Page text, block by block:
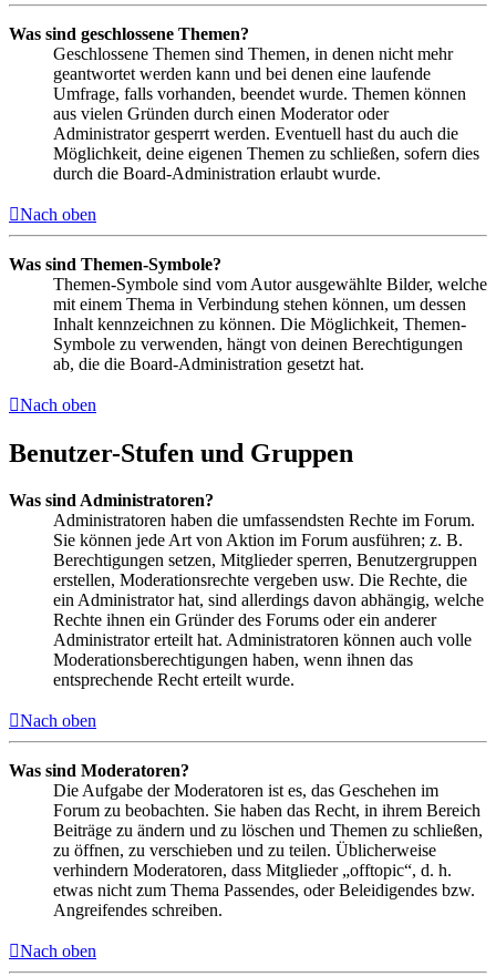
Was sind geschlossene Themen?
Geschlossene Themen sind Themen, in denen nicht mehr
geantwortet werden kann und bei denen eine laufende
Umfrage, falls vorhanden, beendet wurde. Themen können
aus vielen Gründen durch einen Moderator oder
Administrator gesperrt werden. Eventuell hast du auch die
Möglichkeit, deine eigenen Themen zu schließen, sofern dies
durch die Board-Administration erlaubt wurde.
Nach oben
Was sind Themen-Symbole?
Themen-Symbole sind vom Autor ausgewählte Bilder, welche
mit einem Thema in Verbindung stehen können, um dessen
Inhalt kennzeichnen zu können. Die Möglichkeit, Themen-
Symbole zu verwenden, hängt von deinen Berechtigungen
ab, die die Board-Administration gesetzt hat.
Nach oben
Benutzer-Stufen und Gruppen
Was sind Administratoren?
Administratoren haben die umfassendsten Rechte im Forum.
Sie können jede Art von Aktion im Forum ausführen; z. B.
Berechtigungen setzen, Mitglieder sperren, Benutzergruppen
erstellen, Moderationsrechte vergeben usw. Die Rechte, die
ein Administrator hat, sind allerdings davon abhängig, welche
Rechte ihnen ein Gründer des Forums oder ein anderer
Administrator erteilt hat. Administratoren können auch volle
Moderationsberechtigungen haben, wenn ihnen das
entsprechende Recht erteilt wurde.
Nach oben
Was sind Moderatoren?
Die Aufgabe der Moderatoren ist es, das Geschehen im
Forum zu beobachten. Sie haben das Recht, in ihrem Bereich
Beiträge zu ändern und zu löschen und Themen zu schließen,
zu öffnen, zu verschieben und zu teilen. Üblicherweise
verhindern Moderatoren, dass Mitglieder „offtopic“, d. h.
etwas nicht zum Thema Passendes, oder Beleidigendes bzw.
Angreifendes schreiben.
Nach oben